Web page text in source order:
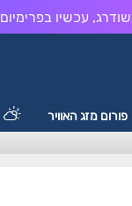
עכשיו בפרימיום
פורום מזג האוויר